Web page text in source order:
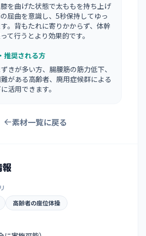
を曲げた状態で太ももを持ち上げ
屈曲を意識し、5秒保持してゆっ
。背もたれに寄りかからず、体幹
て行うとより効果的です。
推奨される方
きが多い方、腸腰筋の筋力低下、
がある高齢者、廃用症候群による
活用できます。
素材一覧に戻る
報
高齢者の座位体操